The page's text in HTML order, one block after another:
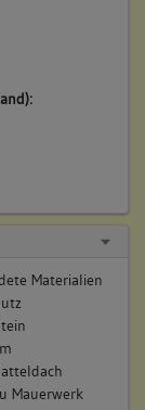
Materialien
Mauerwerk